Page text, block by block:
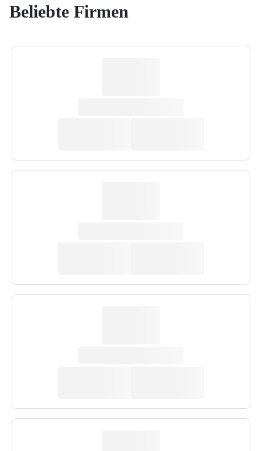
Beliebte Firmen